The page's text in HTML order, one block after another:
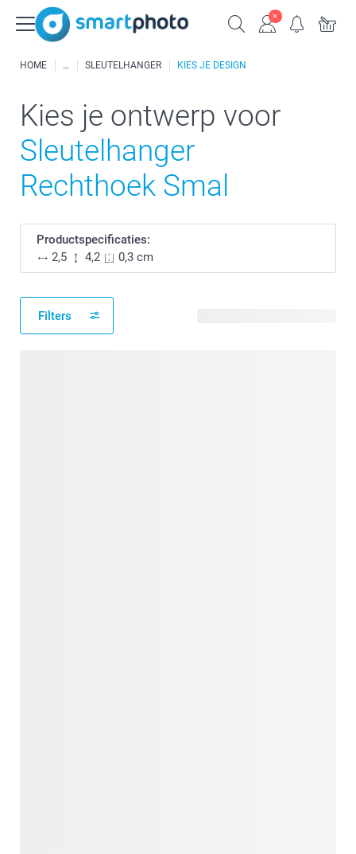
HOME SLEUTELHANGER KIES JE DESIGN
Kies je ontwerp voor
Sleutelhanger
Rechthoek Smal
Productspecificaties:
2,5
4,2 0,3 cm
Filters